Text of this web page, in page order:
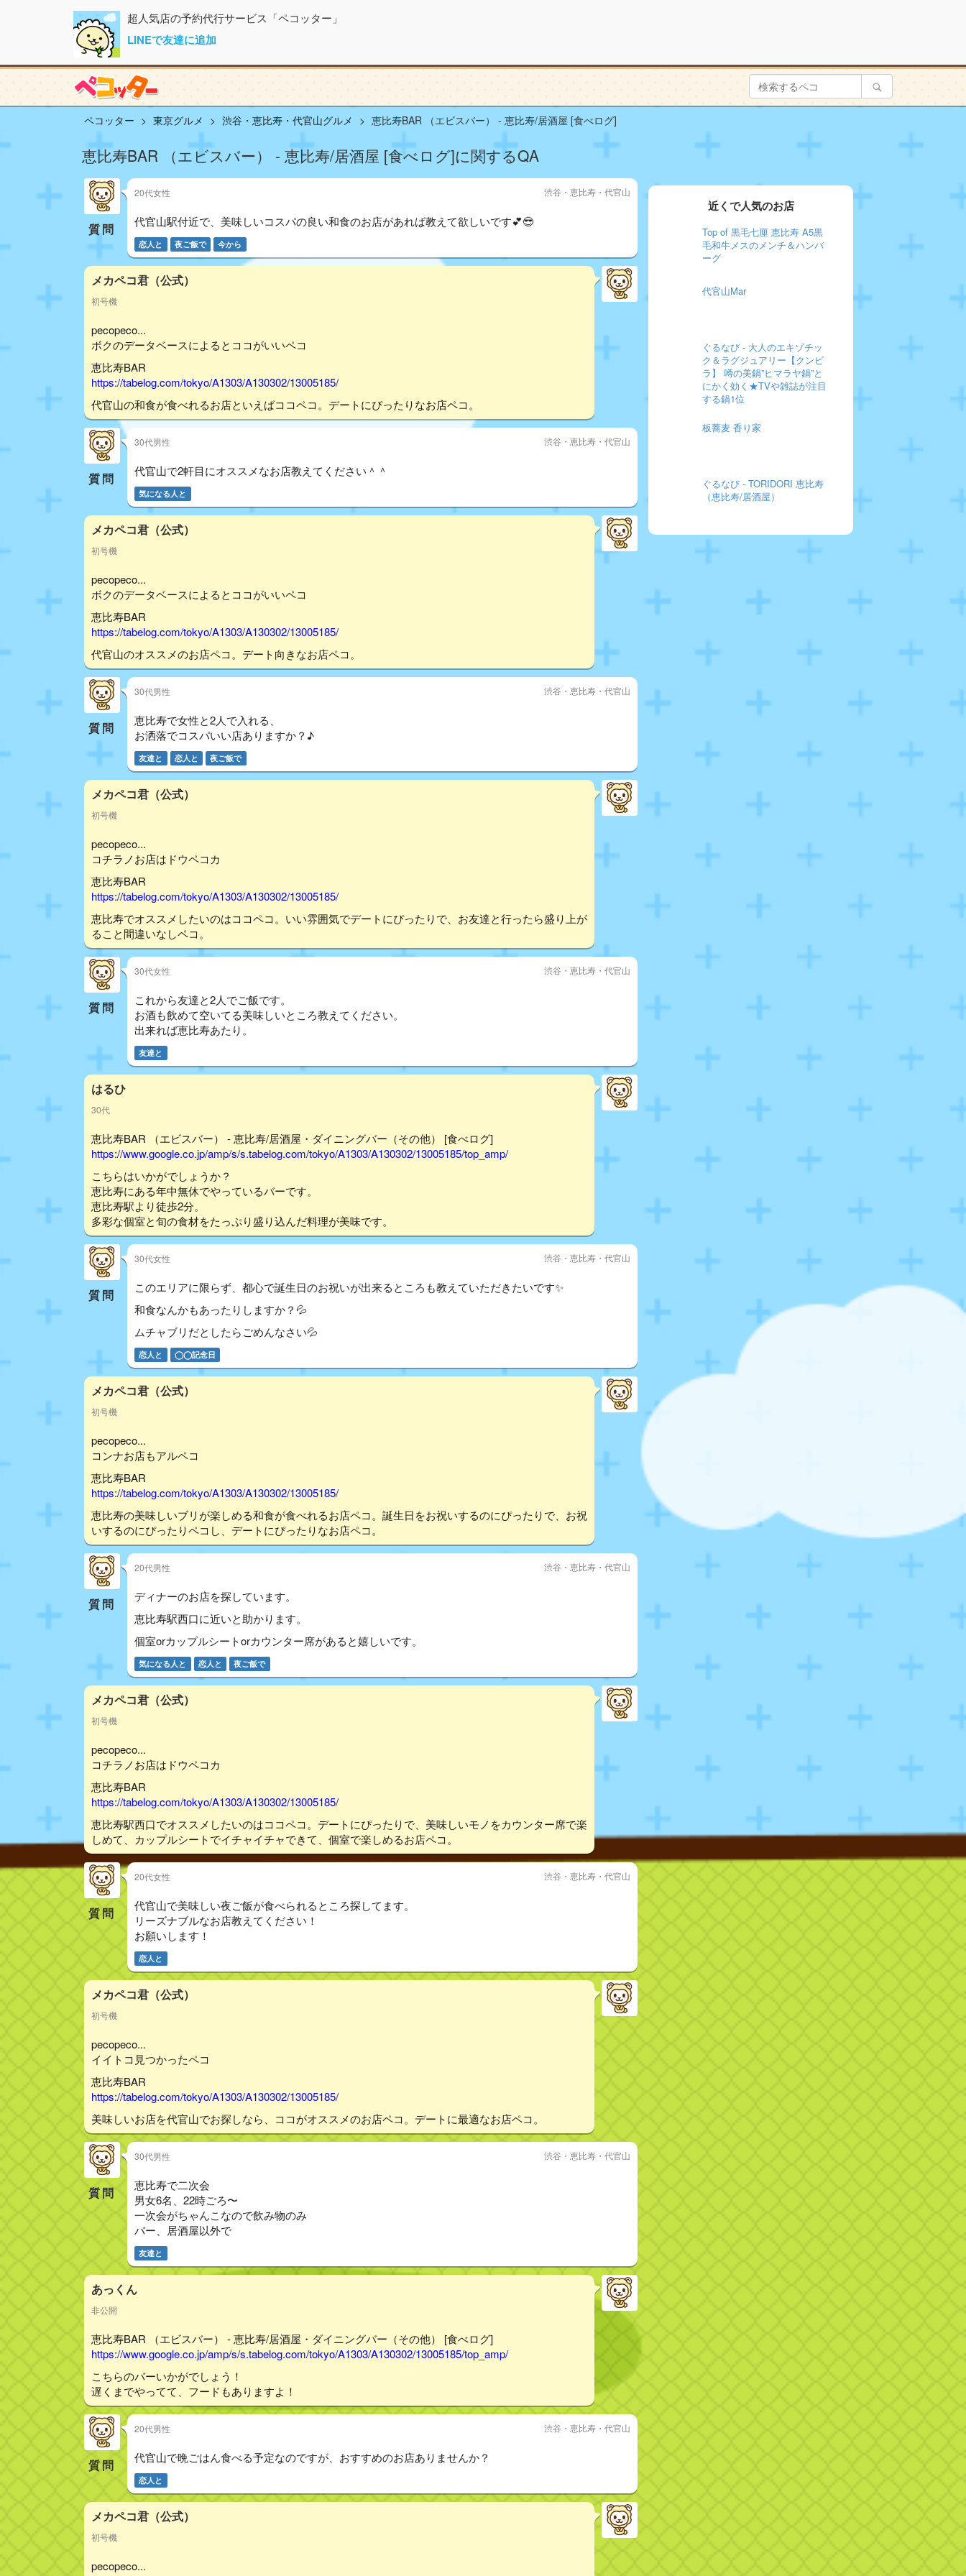
超人気店の予約代行サービス「ペコッター」
LINEで友達に追加
ペコッター 東京グルメ 渋谷・恵比寿・代官山グルメ 恵比寿BAR （エビスバー） - 恵比寿/居酒屋 [食べログ]
恵比寿BAR （エビスバー） - 恵比寿/居酒屋 [食べログ]に関するQA
質問
20代女性 渋谷・恵比寿・代官山
代官山駅付近で、美味しいコスパの良い和食のお店があれば教えて欲しいです💕😎
恋人と 夜ご飯で 今から
メカペコ君（公式）
初号機
pecopeco...
ボクのデータベースによるとココがいいペコ
恵比寿BAR
https://tabelog.com/tokyo/A1303/A130302/13005185/
代官山の和食が食べれるお店といえばココペコ。デートにぴったりなお店ペコ。
質問
30代男性 渋谷・恵比寿・代官山
代官山で2軒目にオススメなお店教えてください＾＾
気になる人と
メカペコ君（公式）
初号機
pecopeco...
ボクのデータベースによるとココがいいペコ
恵比寿BAR
https://tabelog.com/tokyo/A1303/A130302/13005185/
代官山のオススメのお店ペコ。デート向きなお店ペコ。
質問
30代男性 渋谷・恵比寿・代官山
恵比寿で女性と2人で入れる、
お洒落でコスパいい店ありますか？♪
友達と 恋人と 夜ご飯で
メカペコ君（公式）
初号機
pecopeco...
コチラノお店はドウペコカ
恵比寿BAR
https://tabelog.com/tokyo/A1303/A130302/13005185/
恵比寿でオススメしたいのはココペコ。いい雰囲気でデートにぴったりで、お友達と行ったら盛り上が
ること間違いなしペコ。
質問
30代女性 渋谷・恵比寿・代官山
これから友達と2人でご飯です。
お酒も飲めて空いてる美味しいところ教えてください。
出来れば恵比寿あたり。
友達と
はるひ
30代
恵比寿BAR （エビスバー） - 恵比寿/居酒屋・ダイニングバー（その他） [食べログ]
https://www.google.co.jp/amp/s/s.tabelog.com/tokyo/A1303/A130302/13005185/top_amp/
こちらはいかがでしょうか？
恵比寿にある年中無休でやっているバーです。
恵比寿駅より徒歩2分。
多彩な個室と旬の食材をたっぷり盛り込んだ料理が美味です。
質問
30代女性 渋谷・恵比寿・代官山
このエリアに限らず、都心で誕生日のお祝いが出来るところも教えていただきたいです✨
和食なんかもあったりしますか？💦
ムチャブリだとしたらごめんなさい💦
恋人と ◯◯記念日
メカペコ君（公式）
初号機
pecopeco...
コンナお店もアルペコ
恵比寿BAR
https://tabelog.com/tokyo/A1303/A130302/13005185/
恵比寿の美味しいブリが楽しめる和食が食べれるお店ペコ。誕生日をお祝いするのにぴったりで、お祝
いするのにぴったりペコし、デートにぴったりなお店ペコ。
質問
20代男性 渋谷・恵比寿・代官山
ディナーのお店を探しています。
恵比寿駅西口に近いと助かります。
個室orカップルシートorカウンター席があると嬉しいです。
気になる人と 恋人と 夜ご飯で
メカペコ君（公式）
初号機
pecopeco...
コチラノお店はドウペコカ
恵比寿BAR
https://tabelog.com/tokyo/A1303/A130302/13005185/
恵比寿駅西口でオススメしたいのはココペコ。デートにぴったりで、美味しいモノをカウンター席で楽
しめて、カップルシートでイチャイチャできて、個室で楽しめるお店ペコ。
質問
20代女性 渋谷・恵比寿・代官山
代官山で美味しい夜ご飯が食べられるところ探してます。
リーズナブルなお店教えてください！
お願いします！
恋人と
メカペコ君（公式）
初号機
pecopeco...
イイトコ見つかったペコ
恵比寿BAR
https://tabelog.com/tokyo/A1303/A130302/13005185/
美味しいお店を代官山でお探しなら、ココがオススメのお店ペコ。デートに最適なお店ペコ。
質問
30代男性 渋谷・恵比寿・代官山
恵比寿で二次会
男女6名、22時ごろ〜
一次会がちゃんこなので飲み物のみ
バー、居酒屋以外で
友達と
あっくん
非公開
恵比寿BAR （エビスバー） - 恵比寿/居酒屋・ダイニングバー（その他） [食べログ]
https://www.google.co.jp/amp/s/s.tabelog.com/tokyo/A1303/A130302/13005185/top_amp/
こちらのバーいかがでしょう！
遅くまでやってて、フードもありますよ！
質問
20代男性 渋谷・恵比寿・代官山
代官山で晩ごはん食べる予定なのですが、おすすめのお店ありませんか？
恋人と
メカペコ君（公式）
初号機
pecopeco...
近くで人気のお店
Top of 黒毛七厘 恵比寿 A5黒
毛和牛メスのメンチ＆ハンバ
ーグ
代官山Mar
ぐるなび - 大人のエキゾチッ
ク＆ラグジュアリー【クンビ
ラ】 噂の美鍋”ヒマラヤ鍋”と
にかく効く★TVや雑誌が注目
する鍋1位
板蕎麦 香り家
ぐるなび - TORIDORI 恵比寿
（恵比寿/居酒屋）